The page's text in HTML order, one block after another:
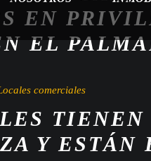
EN
EL
comerciales
TIENEN
Y ESTÁN